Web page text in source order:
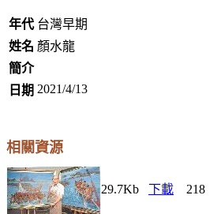
年代 台灣早期
姓名 顏水龍
簡介
日期 2021/4/13
相關資源
29.7Kb 下載 218